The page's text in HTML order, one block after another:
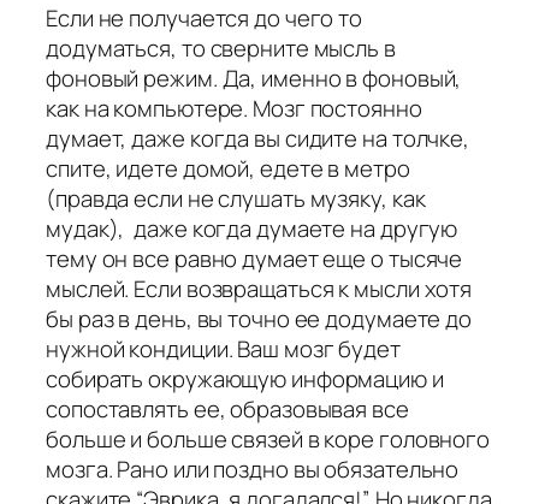
Если не получается до чего то
додуматься, то сверните мысль в
фоновый режим. Да, именно в фоновый,
как на компьютере. Мозг постоянно
думает, даже когда вы сидите на толчке,
спите, идете домой, едете в метро
(правда если не слушать музяку, как
мудак), даже когда думаете на другую
тему он все равно думает еще о тысяче
мыслей. Если возвращаться к мысли хотя
бы раз в день, вы точно ее додумаете до
нужной кондиции. Ваш мозг будет
собирать окружающую информацию и
сопоставлять ее, образовывая все
больше и больше связей в коре головного
мозга. Рано или поздно вы обязательно